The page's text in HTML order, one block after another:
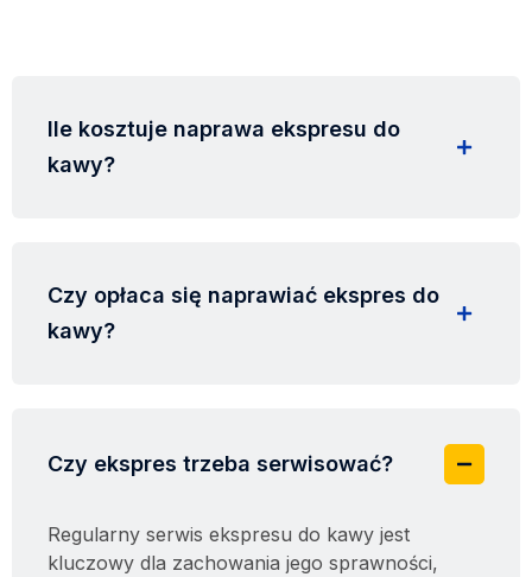
Ile kosztuje naprawa ekspresu do
kawy?
Czy opłaca się naprawiać ekspres do
kawy?
Czy ekspres trzeba serwisować?
Regularny serwis ekspresu do kawy jest
kluczowy dla zachowania jego sprawności,